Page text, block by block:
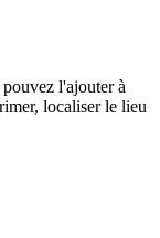
l'ajouter à
localiser le lieu